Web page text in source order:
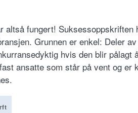
altså fungert!
Grunnen er enkel: Deler
hvis den blir pålagt
ansatte som står på vent og er